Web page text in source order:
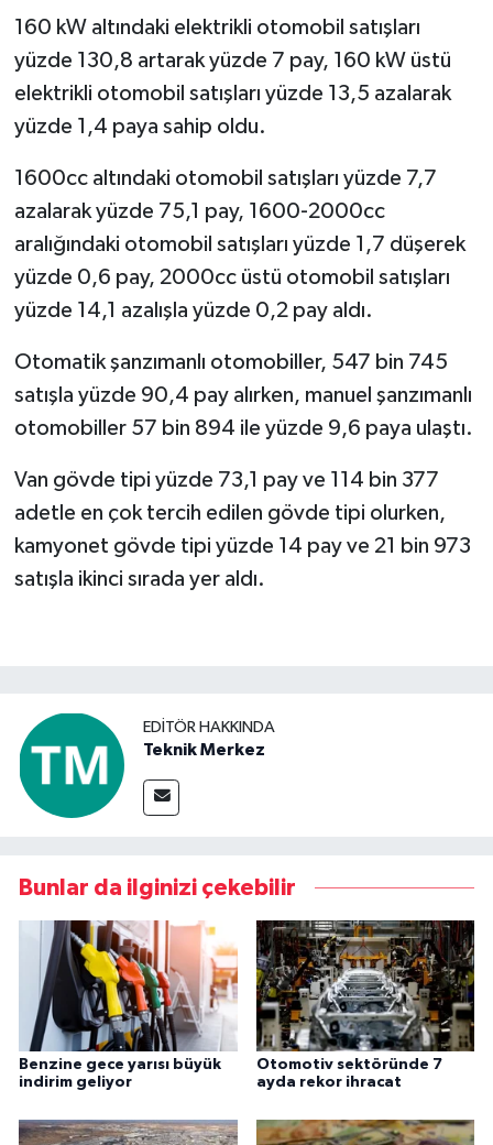
160 kW altındaki elektrikli otomobil satışları
yüzde 130,8 artarak yüzde 7 pay, 160 kW üstü
elektrikli otomobil satışları yüzde 13,5 azalarak
yüzde 1,4 paya sahip oldu.
1600cc altındaki otomobil satışları yüzde 7,7
azalarak yüzde 75,1 pay, 1600-2000cc
aralığındaki otomobil satışları yüzde 1,7 düşerek
yüzde 0,6 pay, 2000cc üstü otomobil satışları
yüzde 14,1 azalışla yüzde 0,2 pay aldı.
Otomatik şanzımanlı otomobiller, 547 bin 745
satışla yüzde 90,4 pay alırken, manuel şanzımanlı
otomobiller 57 bin 894 ile yüzde 9,6 paya ulaştı.
Van gövde tipi yüzde 73,1 pay ve 114 bin 377
adetle en çok tercih edilen gövde tipi olurken,
kamyonet gövde tipi yüzde 14 pay ve 21 bin 973
satışla ikinci sırada yer aldı.
EDITÖR HAKKINDA
Teknik Merkez
Bunlar da ilginizi çekebilir
Benzine gece yarısı büyük
indirim geliyor
Otomotiv sektöründe 7
ayda rekor ihracat